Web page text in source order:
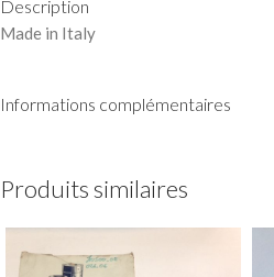
Description
Made in Italy
Informations complémentaires
Produits similaires